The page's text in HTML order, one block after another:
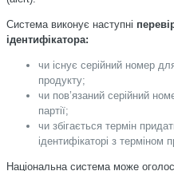
Система виконує наступні
ідентифікатора:
чи існує серійний номер
продукту;
чи пов’язаний серійний
партії;
чи збігається термін
ідентифікаторі з терміном
Національна система може